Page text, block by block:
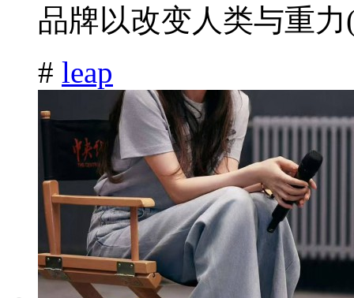
品牌以改变人类与重力
# leap